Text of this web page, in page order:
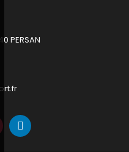
PERSAN